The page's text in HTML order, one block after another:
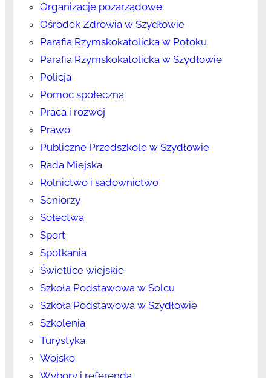
Organizacje pozarządowe
Ośrodek Zdrowia w Szydłowie
Parafia Rzymskokatolicka w Potoku
Parafia Rzymskokatolicka w Szydłowie
Policja
Pomoc społeczna
Praca i rozwój
Prawo
Publiczne Przedszkole w Szydłowie
Rada Miejska
Rolnictwo i sadownictwo
Seniorzy
Sołectwa
Sport
Spotkania
Świetlice wiejskie
Szkoła Podstawowa w Solcu
Szkoła Podstawowa w Szydłowie
Szkolenia
Turystyka
Wojsko